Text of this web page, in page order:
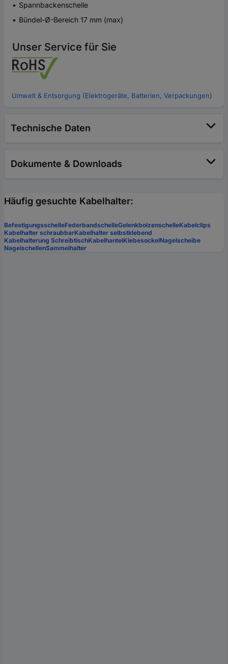
Spannbackenschelle
Bündel-Ø-Bereich 17 mm (max)
Unser Service für Sie
Umwelt & Entsorgung (Elektrogeräte, Batterien, Verpackungen)
Technische Daten
Dokumente & Downloads
Häufig gesuchte Kabelhalter:
BefestigungsschelleFederbandschelleGelenkbolzenschelleKabelclips
Kabelhalter schraubbarKabelhalter selbstklebend
Kabelhalterung SchreibtischKabelhantelKlebesockelNagelscheibe
NagelschellenSammelhalter